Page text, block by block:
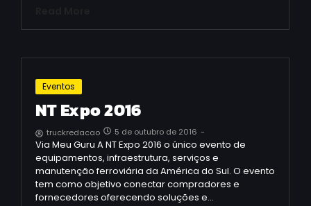
Eventos
NT Expo 2016
truckredacao 5 de outubro de 2016 -
Via Meu Guru A NT Expo 2016 o único evento de
equipamentos, infraestrutura, serviços e
manutenção ferroviária da América do Sul. O evento
tem como objetivo conectar compradores e
fornecedores oferecendo soluções e…